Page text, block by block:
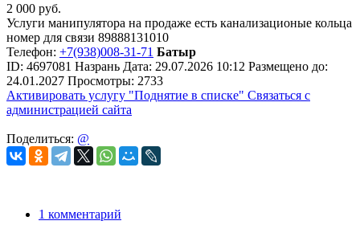
2 000 руб.
Услуги манипулятора на продаже есть канализационые кольца
номер для связи 89888131010
Телефон: +7(938)008-31-71 Батыр
ID: 4697081 Назрань Дата: 29.07.2026 10:12 Размещено до:
24.01.2027 Просмотры: 2733
Активировать услугу "Поднятие в списке" Связаться с
администрацией сайта
Поделиться: @
1 комментарий